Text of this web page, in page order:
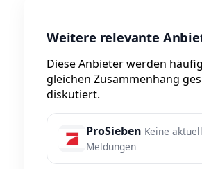
Weitere relevante
Diese Anbieter werden
gleichen Zusammenhang
diskutiert.
ProSieben Keine
Meldungen